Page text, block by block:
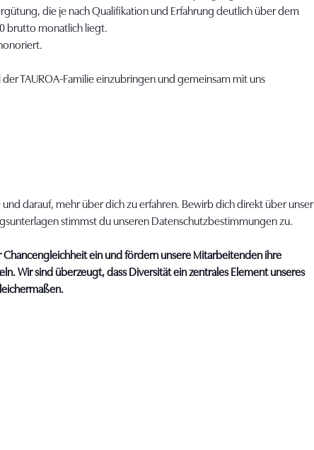
die je nach Qualifikation und Erfahrung deutlich über dem
brutto monatlich liegt.
TAUROA-Familie einzubringen und gemeinsam mit uns
darauf, mehr über dich zu erfahren. Bewirb dich direkt über unser
stimmst du unseren Datenschutzbestimmungen zu.
ein und fördern unsere Mitarbeitenden ihre
Wir sind überzeugt, dass Diversität ein zentrales Element unseres